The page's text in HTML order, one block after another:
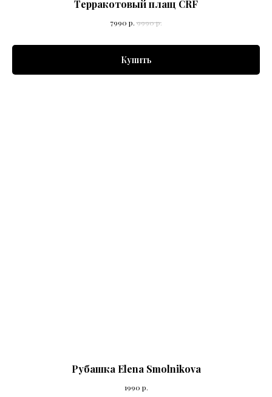
Терракотовый плащ CRF
7990 р. 9990р.
Купить
Рубашка Elena Smolnikova
1990 р.